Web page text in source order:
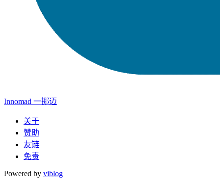
Innomad 一挪迈
关于
赞助
友链
免责
Powered by viblog